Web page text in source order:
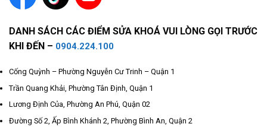
DANH SÁCH CÁC ĐIỂM SỬA KHOÁ VUI LÒNG GỌI TRƯỚC
KHI ĐẾN – 0904.224.100
Cống Quỳnh – Phường Nguyễn Cư Trinh – Quận 1
Trần Quang Khải, Phường Tân Định, Quận 1
Lương Định Của, Phường An Phú, Quận 02
Đường Số 2, Ấp Bình Khánh 2, Phường Bình An, Quận 2